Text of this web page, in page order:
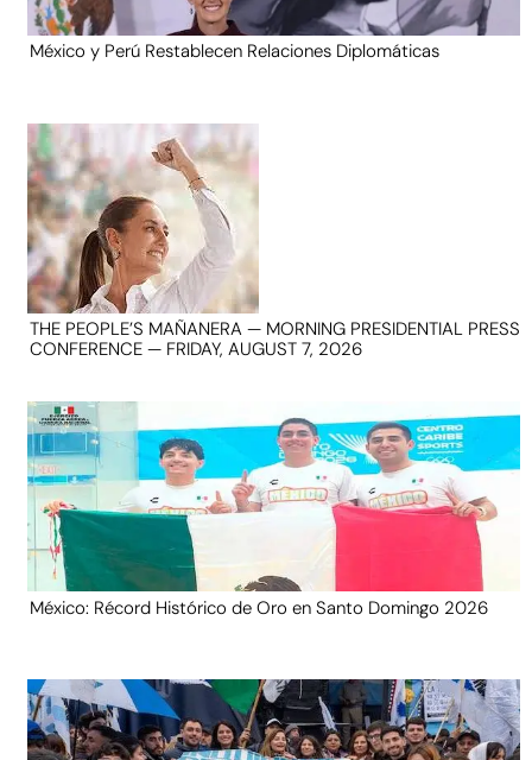
México y Perú Restablecen Relaciones Diplomáticas
THE PEOPLE’S MAÑANERA — MORNING PRESIDENTIAL PRESS
CONFERENCE — FRIDAY, AUGUST 7, 2026
México: Récord Histórico de Oro en Santo Domingo 2026